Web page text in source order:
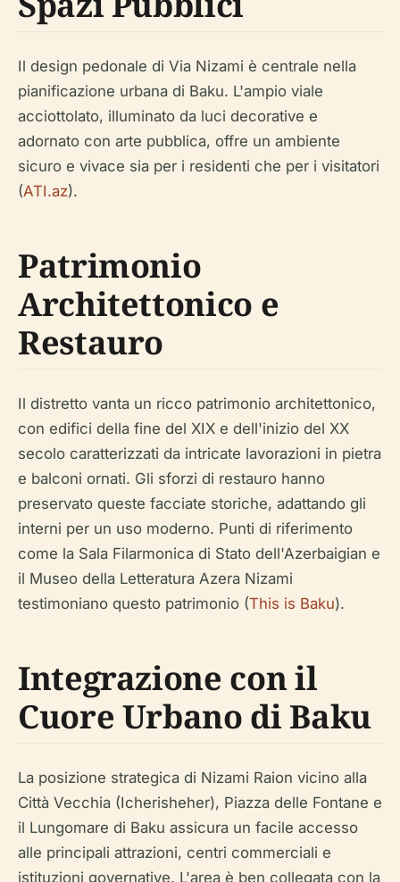
Il design pedonale di Via Nizami è centrale nella
pianificazione urbana di Baku. L'ampio viale
acciottolato, illuminato da luci decorative e
adornato con arte pubblica, offre un ambiente
sicuro e vivace sia per i residenti che per i visitatori
(ATI.az).
Patrimonio
Architettonico e
Restauro
Il distretto vanta un ricco patrimonio architettonico,
con edifici della fine del XIX e dell'inizio del XX
secolo caratterizzati da intricate lavorazioni in pietra
e balconi ornati. Gli sforzi di restauro hanno
preservato queste facciate storiche, adattando gli
interni per un uso moderno. Punti di riferimento
come la Sala Filarmonica di Stato dell'Azerbaigian e
il Museo della Letteratura Azera Nizami
testimoniano questo patrimonio (This is Baku).
Integrazione con il
Cuore Urbano di Baku
La posizione strategica di Nizami Raion vicino alla
Città Vecchia (Icherisheher), Piazza delle Fontane e
il Lungomare di Baku assicura un facile accesso
alle principali attrazioni, centri commerciali e
istituzioni governative. L'area è ben collegata con la